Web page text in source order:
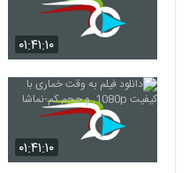
۰۱:۴۱:۱۰
۰۱:۴۱:۱۰